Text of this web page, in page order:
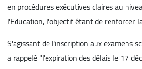
en procédures exécutives claires au
l'Education, l'objectif étant de renforcer
S'agissant de l'inscription aux examens
a rappelé "l'expiration des délais le 17